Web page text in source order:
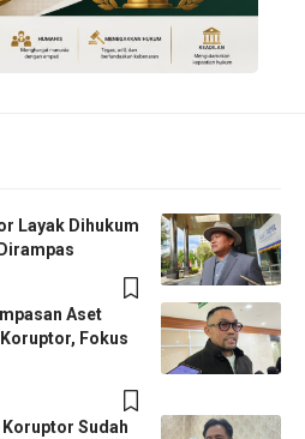
Layak Dihukum
Aset
Fokus
Sudah